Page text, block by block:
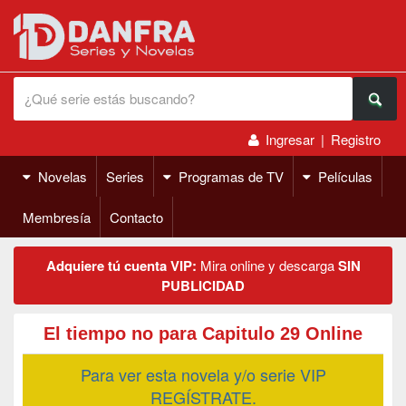
Ingresar | Registro
Novelas
Series Programas de TV Películas
Membresía Contacto
Adquiere tú cuenta VIP: Mira online y descargaSIN
PUBLICIDAD
El tiempo no para Capitulo 29 Online
Para ver esta novela y/o serie VIP
REGÍSTRATE.